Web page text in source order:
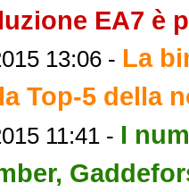
EA7 è
13:06 - La
Top-5 della
11:41 - I